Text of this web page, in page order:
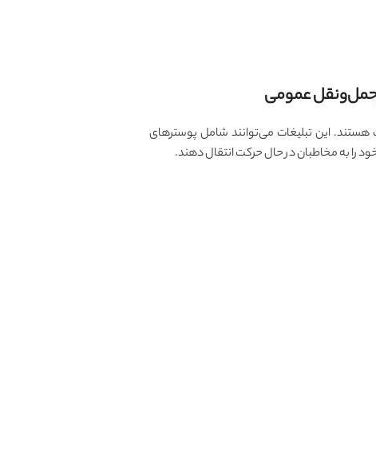
این تبلیغات می‌توانند شامل پوسترهای
را به مخاطبان در حال حرکت انتقال دهند.